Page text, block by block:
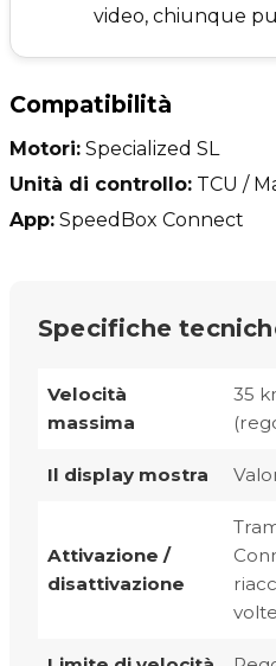
video, chiunque
Compatibilità
Motori: Specialized SL
Unità di controllo: TCU /
App: SpeedBox Connect
Specifiche
Velocità
massima
35
Il display mostra
Attivazione /
disattivazione
volte